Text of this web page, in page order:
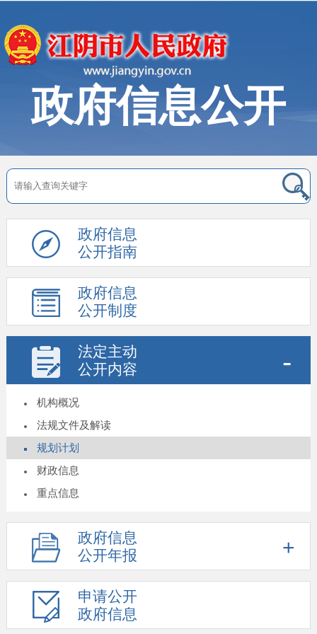
政府信息公开
政府信息
公开指南
政府信息
公开制度
法定主动
公开内容
机构概况
法规文件及解读
规划计划
财政信息
重点信息
政府信息
公开年报
申请公开
政府信息